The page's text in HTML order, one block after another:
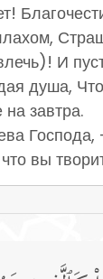
И
душа, Что
на завтра.
вы